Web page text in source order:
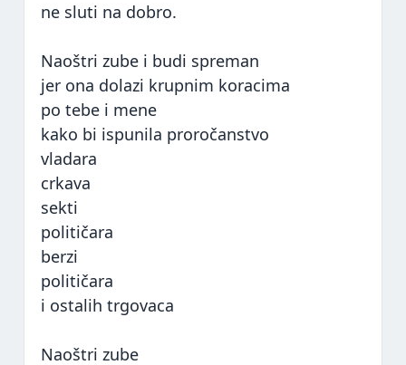
ne sluti na dobro.
Naoštri zube i budi spreman
jer ona dolazi krupnim koracima
po tebe i mene
kako bi ispunila proročanstvo
vladara
crkava
sekti
političara
berzi
političara
i ostalih trgovaca
Naoštri zube